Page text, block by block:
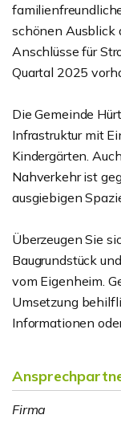
schönen Ausblick
Anschlüsse für
Quartal 2025
Die Gemeinde
Infrastruktur mit
Kindergärten.
Nahverkehr ist
ausgiebigen
Überzeugen Sie
Baugrundstück
vom Eigenheim.
Umsetzung
Informationen
Firma